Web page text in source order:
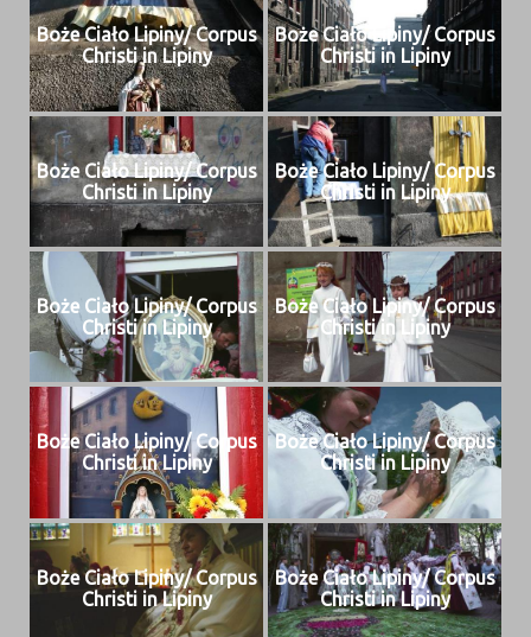
Boże Ciało Lipiny/ Cor­pus
Christi in Lipiny
Boże Ciało Lipiny/ Cor­pus
Christi in Lipiny
Boże Ciało Lipiny/ Cor­pus
Christi in Lipiny
Boże Ciało Lipiny/ Cor­pus
Christi in Lipiny
Boże Ciało Lipiny/ Cor­pus
Christi in Lipiny
Boże Ciało Lipiny/ Cor­pus
Christi in Lipiny
Boże Ciało Lipiny/ Cor­pus
Christi in Lipiny
Boże Ciało Lipiny/ Cor­pus
Christi in Lipiny
Boże Ciało Lipiny/ Cor­pus
Christi in Lipiny
Boże Ciało Lipiny/ Cor­pus
Christi in Lipiny